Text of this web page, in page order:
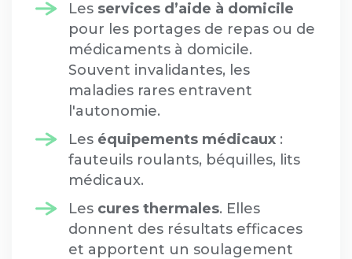
Les services d’aide à domicile
pour les portages de repas ou de
médicaments à domicile.
Souvent invalidantes, les
maladies rares entravent
l'autonomie.
Les équipements médicaux :
fauteuils roulants, béquilles, lits
médicaux.
Les cures thermales. Elles
donnent des résultats efficaces
et apportent un soulagement